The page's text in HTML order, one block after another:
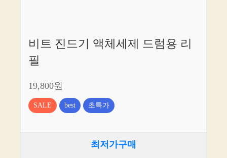
비트 진드기 액체세제 드럼용 리
필
19,800원
SALE best 초특가
최저가구매